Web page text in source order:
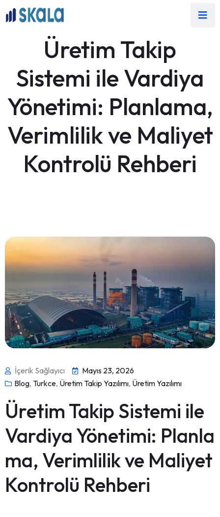
Üretim Takip
Sistemi ile Vardiya
Yönetimi: Planlama,
Verimlilik ve Maliyet
Kontrolü Rehberi
İçerik Sağlayıcı
Mayıs 23, 2026
Blog, Turkce, Üretim Takip Yazılımı, Üretim Yazılımı
Üretim Takip Sistemi ile
Vardiya Yönetimi: Planla
ma, Verimlilik ve Maliyet
Kontrolü Rehberi